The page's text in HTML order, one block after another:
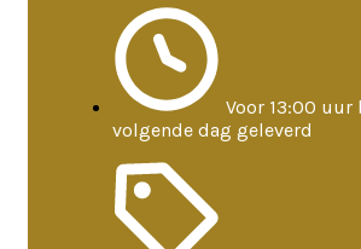
Voor 13:00 uur
volgende dag geleverd